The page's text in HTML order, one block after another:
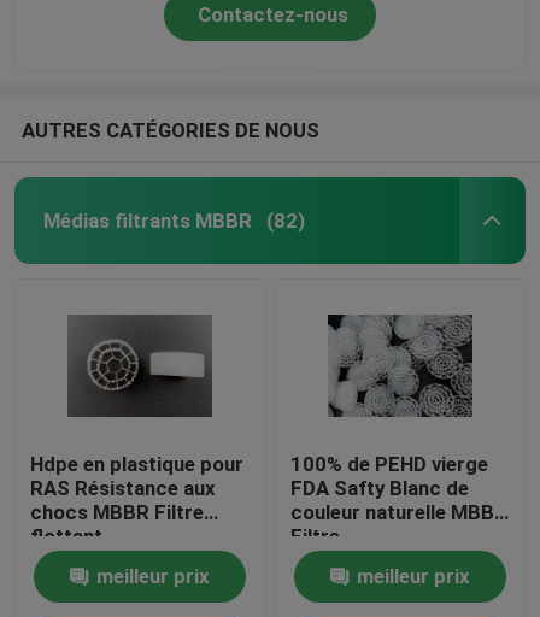
Contactez-nous
AUTRES CATÉGORIES DE NOUS
Médias filtrants MBBR (82)
Hdpe en plastique pour
RAS Résistance aux
chocs MBBR Filtre
flottant
meilleur prix
100% de PEHD vierge
FDA Safty Blanc de
couleur naturelle MBBR
Filtre
meilleur prix